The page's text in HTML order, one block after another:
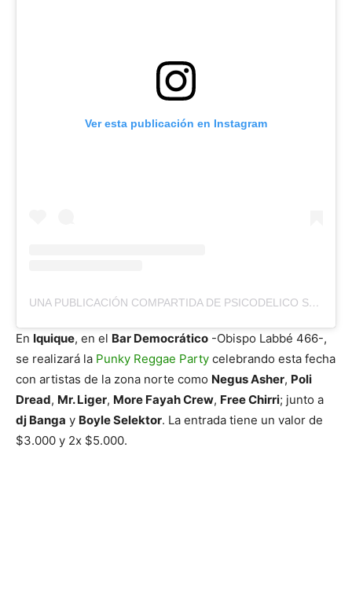
Ver esta publicación en Instagram
UNA PUBLICACIÓN COMPARTIDA DE PSICODELICO SOUNDSYSTEM (@PSICODELICO_SISTEMA_ARTESANAL)
En Iquique, en el Bar Democrático -Obispo Labbé 466-,
se realizará la Punky Reggae Party celebrando esta fecha
con artistas de la zona norte como Negus Asher, Poli
Dread, Mr. Liger, More Fayah Crew, Free Chirri; junto a
dj Banga y Boyle Selektor. La entrada tiene un valor de
$3.000 y 2x $5.000.